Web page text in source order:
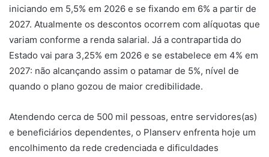
iniciando em 5,5% em 2026 e se fixando em 6% a partir de
2027. Atualmente os descontos ocorrem com alíquotas que
variam conforme a renda salarial. Já a contrapartida do
Estado vai para 3,25% em 2026 e se estabelece em 4% em
2027: não alcançando assim o patamar de 5%, nível de
quando o plano gozou de maior credibilidade.
Atendendo cerca de 500 mil pessoas, entre servidores(as)
e beneficiários dependentes, o Planserv enfrenta hoje um
encolhimento da rede credenciada e dificuldades